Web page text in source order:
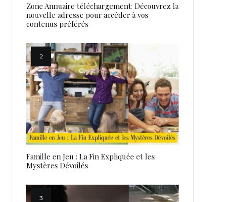
Zone Annuaire téléchargement: Découvrez la
nouvelle adresse pour accéder à vos
contenus préférés
Famille en Jeu : La Fin Expliquée et les
Mystères Dévoilés